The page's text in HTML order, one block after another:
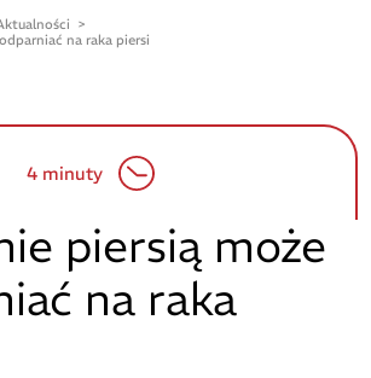
na raka piersi
4 minuty
piersią może
na raka